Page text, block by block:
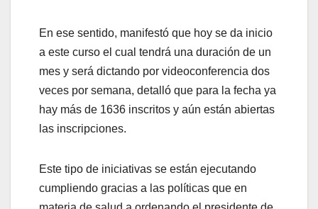
En ese sentido, manifestó que hoy se da inicio
a este curso el cual tendrá una duración de un
mes y será dictando por videoconferencia dos
veces por semana, detalló que para la fecha ya
hay más de 1636 inscritos y aún están abiertas
las inscripciones.
Este tipo de iniciativas se están ejecutando
cumpliendo gracias a las políticas que en